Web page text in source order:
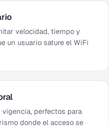
velocidad, tiempo y
un usuario sature el WiFi
vigencia, perfectos para
donde el acceso se